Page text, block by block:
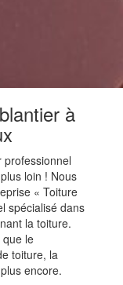
à
professionnel
loin ! Nous
« Toiture
spécialisé dans
la toiture.
que le
toiture, la
encore.